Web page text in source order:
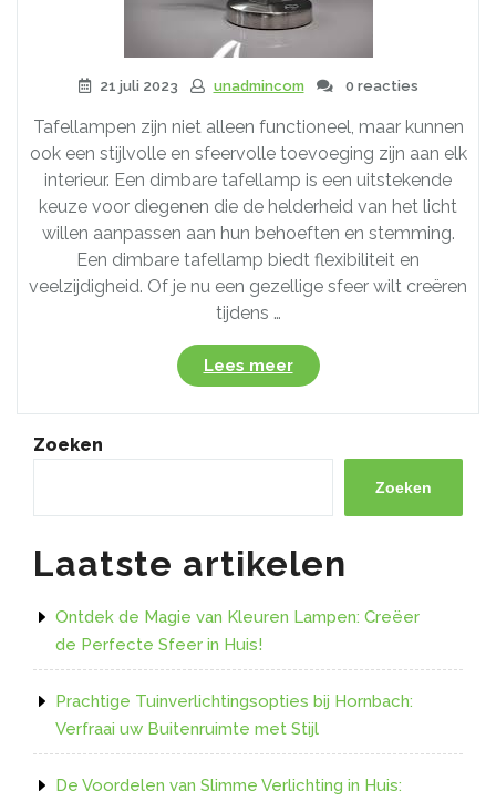
21 juli 2023 unadmincom 0 reacties
Tafellampen zijn niet alleen functioneel, maar kunnen
ook een stijlvolle en sfeervolle toevoeging zijn aan elk
interieur. Een dimbare tafellamp is een uitstekende
keuze voor diegenen die de helderheid van het licht
willen aanpassen aan hun behoeften en stemming.
Een dimbare tafellamp biedt flexibiliteit en
veelzijdigheid. Of je nu een gezellige sfeer wilt creëren
tijdens …
Lees meer“Creëer
de
perfecte
met
dimbare
Zoeken
Zoeken
Laatste artikelen
Ontdek de Magie van Kleuren Lampen: Creëer
de Perfecte Sfeer in Huis!
Prachtige Tuinverlichtingsopties bij Hornbach:
Verfraai uw Buitenruimte met Stijl
De Voordelen van Slimme Verlichting in Huis: